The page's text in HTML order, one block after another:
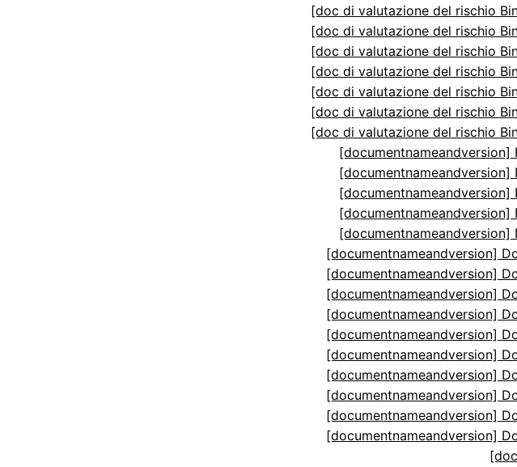
[doc di valutazione del rischio
[doc di valutazione del rischio
[doc di valutazione del rischio
[doc di valutazione del rischio
[doc di valutazione del rischio
[doc di valutazione del rischio
[doc di valutazione del rischio
[documentnameandversion]
[documentnameandversion]
[documentnameandversion]
[documentnameandversion]
[documentnameandversion]
[documentnameandversion]
[documentnameandversion]
[documentnameandversion]
[documentnameandversion]
[documentnameandversion]
[documentnameandversion]
[documentnameandversion]
[documentnameandversion]
[documentnameandversion]
[documentnameandversion]